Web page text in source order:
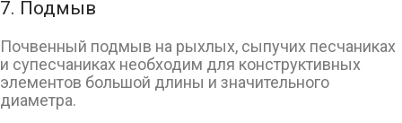
7. Подмыв
Почвенный подмыв на рыхлых, сыпучих песчаниках
и супесчаниках необходим для конструктивных
элементов большой длины и значительного
диаметра.